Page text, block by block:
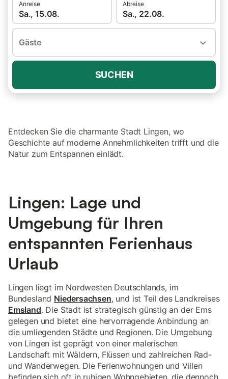
Anreise
Sa., 15.08.
Abreise
Sa., 22.08.
Gäste
SUCHEN
Entdecken Sie die charmante Stadt Lingen, wo
Geschichte auf moderne Annehmlichkeiten trifft und die
Natur zum Entspannen einlädt.
Lingen: Lage und
Umgebung für Ihren
entspannten Ferienhaus
Urlaub
Lingen liegt im Nordwesten Deutschlands, im
Bundesland Niedersachsen, und ist Teil des Landkreises
Emsland. Die Stadt ist strategisch günstig an der Ems
gelegen und bietet eine hervorragende Anbindung an
die umliegenden Städte und Regionen. Die Umgebung
von Lingen ist geprägt von einer malerischen
Landschaft mit Wäldern, Flüssen und zahlreichen Rad-
und Wanderwegen. Die Ferienwohnungen und Villen
befinden sich oft in ruhigen Wohngebieten, die dennoch